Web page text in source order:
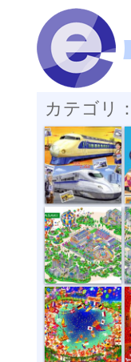
カテゴリ
時刻表2024年...
トヨタイベン...
ファンタジー...
街並イラスト...